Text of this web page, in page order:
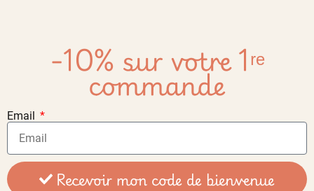
-10% sur votre 1ʳᵉ
commande
Email
Recevoir mon code de bienvenue